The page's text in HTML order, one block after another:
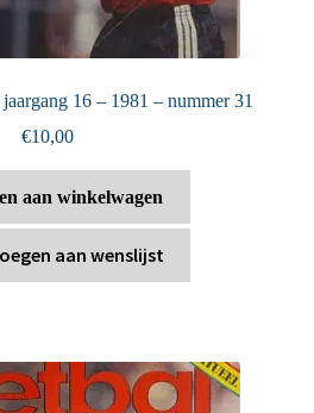
16 – 1981 – nummer 31
€10,00
aan winkelwagen
aan wenslijst